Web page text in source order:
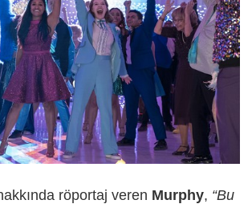
röportaj veren Murphy, “Bu